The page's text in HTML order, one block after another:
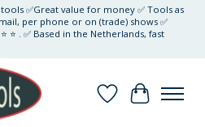
✅Great value for money ✅ Tools as
per phone or on (trade) shows ✅
⭐ . ✅ Based in the Netherlands, fast
Verlanglijst